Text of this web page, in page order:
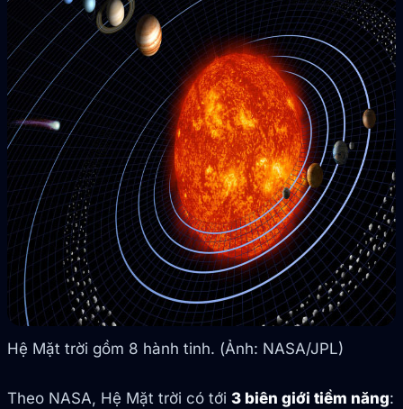
Hệ Mặt trời gồm 8 hành tinh. (Ảnh: NASA/JPL)
Theo NASA, Hệ Mặt trời có tới 3 biên giới tiềm năng: